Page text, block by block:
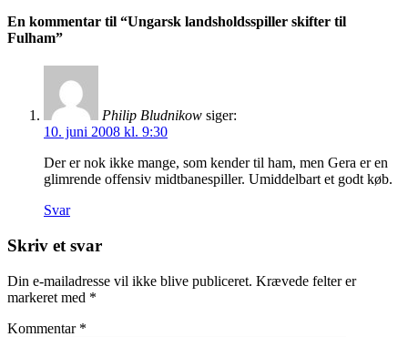
En kommentar til “Ungarsk landsholdsspiller skifter til
Fulham”
Philip Bludnikow siger:
10. juni 2008 kl. 9:30
Der er nok ikke mange, som kender til ham, men Gera er en
glimrende offensiv midtbanespiller. Umiddelbart et godt køb.
Svar
Skriv et svar
Din e-mailadresse vil ikke blive publiceret. Krævede felter er
markeret med *
Kommentar *